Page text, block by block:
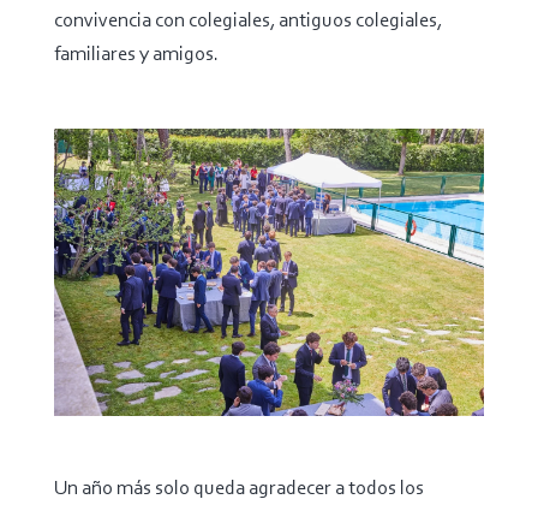
convivencia con colegiales, antiguos colegiales,
familiares y amigos.
Un año más solo queda agradecer a todos los